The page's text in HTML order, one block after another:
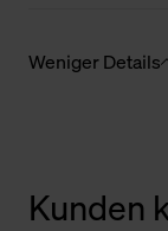
Weniger Details
Kunden